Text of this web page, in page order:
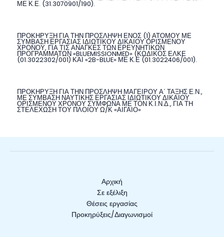
ΜΕ Κ.Ε. (31.3070901/190).
ΠΡΟΚΗΡΥΞΗ ΓΙΑ ΤΗΝ ΠΡΟΣΛΗΨΗ ΕΝΟΣ (1) ΑΤΟΜΟΥ ΜΕ
ΣΥΜΒΑΣΗ ΕΡΓΑΣΙΑΣ ΙΔΙΩΤΙΚΟΥ ΔΙΚΑΙΟΥ ΟΡΙΣΜΕΝΟΥ
ΧΡΟΝΟΥ, ΓΙΑ ΤΙΣ ΑΝΑΓΚΕΣ ΤΩΝ ΕΡΕΥΝΗΤΙΚΩΝ
ΠΡΟΓΡΑΜΜΑΤΩΝ «BLUEMISSIONMED» (ΚΩΔΙΚΟΣ ΕΛΚΕ
(01.3022302/001) ΚΑΙ «2B-BLUE» ΜΕ Κ.Ε (01.3022406/001).
ΠΡΟΚΗΡΥΞΗ ΓΙΑ ΤΗΝ ΠΡΟΣΛΗΨΗ ΜΑΓΕΙΡΟΥ Α΄ ΤΑΞΗΣ Ε.Ν.,
ΜΕ ΣΥΜΒΑΣΗ ΝΑΥΤΙΚΗΣ ΕΡΓΑΣΙΑΣ ΙΔΙΩΤΙΚΟΥ ΔΙΚΑΙΟΥ
ΟΡΙΣΜΕΝΟΥ ΧΡΟΝΟΥ ΣΥΜΦΩΝΑ ΜΕ ΤΟΝ Κ.Ι.Ν.Δ., ΓΙΑ ΤΗ
ΣΤΕΛΕΧΩΣΗ ΤΟΥ ΠΛΟΙΟΥ Ω/Κ «ΑΙΓΑΙΟ»
Αρχική
Σε εξέλιξη
Θέσεις εργασίας
Προκηρύξεις/Διαγωνισμοί